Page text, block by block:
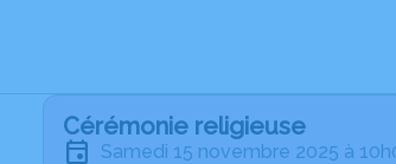
Cérémonie religieuse
samedi 15 novembre 2025 à